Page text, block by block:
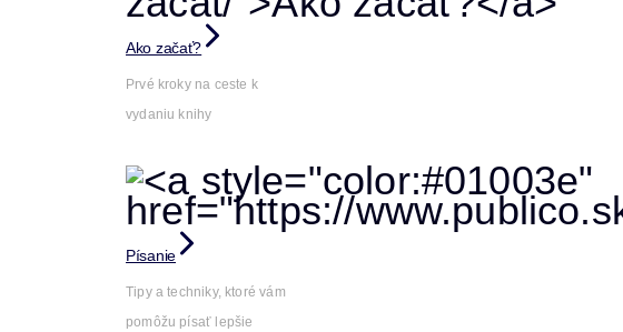
Ako začať?
Prvé kroky na ceste k
vydaniu knihy
Písanie
Tipy a techniky, ktoré vám
pomôžu písať lepšie